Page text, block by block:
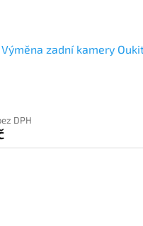
Výměna zadní kamery
DPH